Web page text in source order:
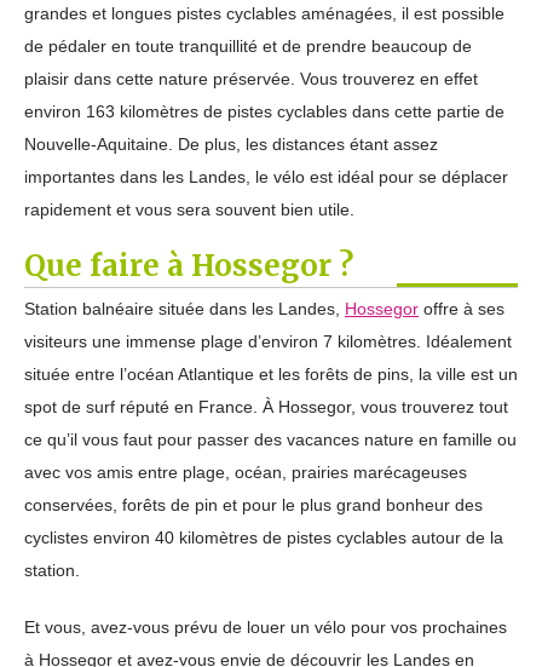
grandes et longues pistes cyclables aménagées, il est possible
de pédaler en toute tranquillité et de prendre beaucoup de
plaisir dans cette nature préservée. Vous trouverez en effet
environ 163 kilomètres de pistes cyclables dans cette partie de
Nouvelle-Aquitaine. De plus, les distances étant assez
importantes dans les Landes, le vélo est idéal pour se déplacer
rapidement et vous sera souvent bien utile.
Que faire à Hossegor ?
Station balnéaire située dans les Landes, Hossegor offre à ses
visiteurs une immense plage d’environ 7 kilomètres. Idéalement
située entre l’océan Atlantique et les forêts de pins, la ville est un
spot de surf réputé en France. À Hossegor, vous trouverez tout
ce qu’il vous faut pour passer des vacances nature en famille ou
avec vos amis entre plage, océan, prairies marécageuses
conservées, forêts de pin et pour le plus grand bonheur des
cyclistes environ 40 kilomètres de pistes cyclables autour de la
station.
Et vous, avez-vous prévu de louer un vélo pour vos prochaines
à Hossegor et avez-vous envie de découvrir les Landes en